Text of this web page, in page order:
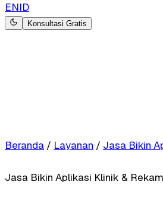
ENID
Konsultasi Gratis
Beranda / Layanan / Jasa Bikin
Jasa Bikin Aplikasi Klinik &